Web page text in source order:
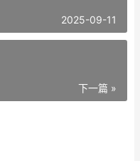
2025-09-11
下一篇 »